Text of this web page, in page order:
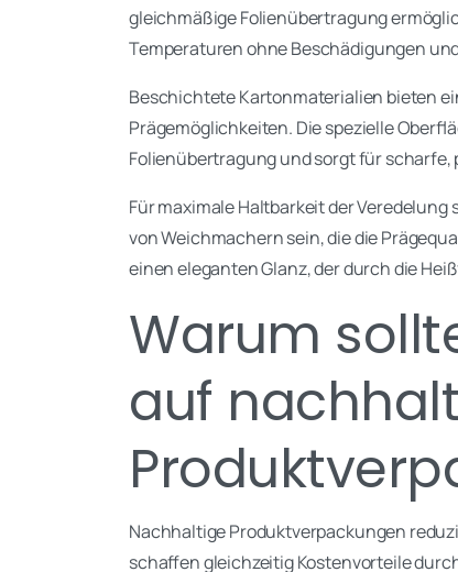
gleichmäßige Folienübertragung
Temperaturen ohne Beschädigungen
Beschichtete Kartonmaterialien bieten
Prägemöglichkeiten. Die spezielle
Folienübertragung und sorgt für
Für maximale Haltbarkeit der
von Weichmachern sein, die die
einen eleganten Glanz, der durch die
Warum
auf
Nachhaltige Produktverpackungen
schaffen gleichzeitig Kostenvorteile